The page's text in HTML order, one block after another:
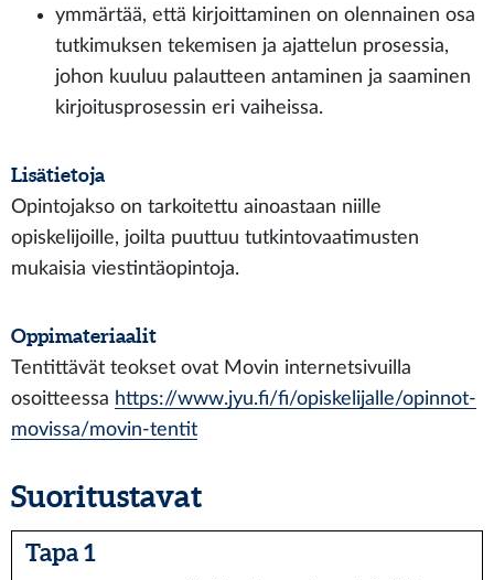
ymmärtää, että kirjoittaminen on olennainen osa
tutkimuksen tekemisen ja ajattelun prosessia,
johon kuuluu palautteen antaminen ja saaminen
kirjoitusprosessin eri vaiheissa.
Lisätietoja
Opintojakso on tarkoitettu ainoastaan niille
opiskelijoille, joilta puuttuu tutkintovaatimusten
mukaisia viestintäopintoja.
Oppimateriaalit
Tentittävät teokset ovat Movin internetsivuilla
osoitteessa https://www.jyu.fi/fi/opiskelijalle/opinnot-
movissa/movin-tentit
Suoritustavat
Tapa 1